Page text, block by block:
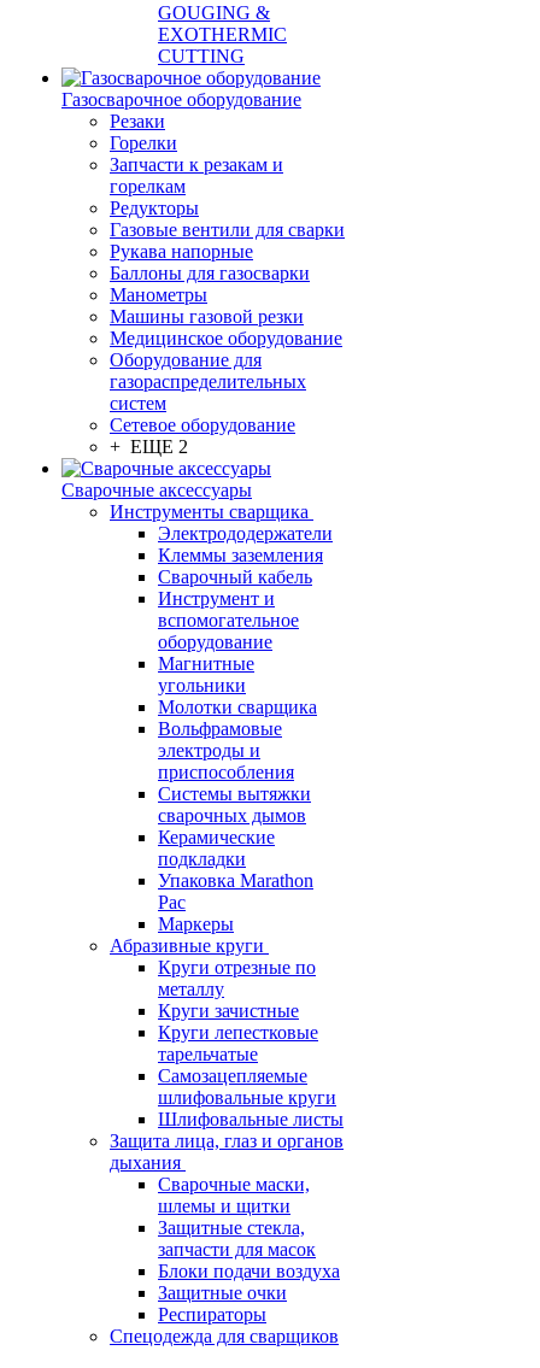
GOUGING &
EXOTHERMIC
CUTTING
Газосварочное оборудование
Резаки
Горелки
Запчасти к резакам и
горелкам
Редукторы
Газовые вентили для сварки
Рукава напорные
Баллоны для газосварки
Манометры
Машины газовой резки
Медицинское оборудование
Оборудование для
газораспределительных
систем
Сетевое оборудование
+ ЕЩЕ 2
Сварочные аксессуары
Инструменты сварщика
Электрододержатели
Клеммы заземления
Сварочный кабель
Инструмент и
вспомогательное
оборудование
Магнитные
угольники
Молотки сварщика
Вольфрамовые
электроды и
приспособления
Системы вытяжки
сварочных дымов
Керамические
подкладки
Упаковка Marathon
Pac
Маркеры
Абразивные круги
Круги отрезные по
металлу
Круги зачистные
Круги лепестковые
тарельчатые
Самозацепляемые
шлифовальные круги
Шлифовальные листы
Защита лица, глаз и органов
дыхания
Сварочные маски,
шлемы и щитки
Защитные стекла,
запчасти для масок
Блоки подачи воздуха
Защитные очки
Респираторы
Спецодежда для сварщиков